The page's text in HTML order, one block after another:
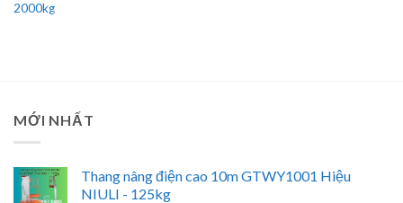
2000kg
MỚI NHẤT
Thang nâng điện cao 10m GTWY1001 Hiệu
NIULI - 125kg